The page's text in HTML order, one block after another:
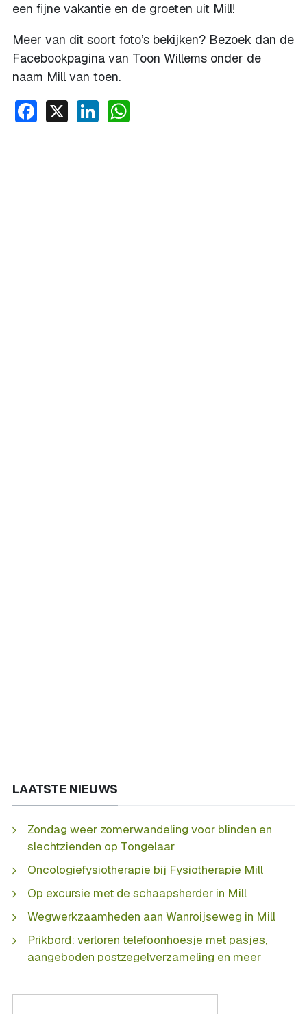
een fijne vakantie en de groeten uit Mill!
Meer van dit soort foto’s bekijken? Bezoek dan de
Facebookpagina van Toon Willems onder de
naam Mill van toen.
Facebook
X LinkedIn
LAATSTE NIEUWS
Zondag weer zomerwandeling voor blinden en
slechtzienden op Tongelaar
Oncologiefysiotherapie bij Fysiotherapie Mill
Op excursie met de schaapsherder in Mill
Wegwerkzaamheden aan Wanroijseweg in Mill
Prikbord: verloren telefoonhoesje met pasjes,
aangeboden postzegelverzameling en meer